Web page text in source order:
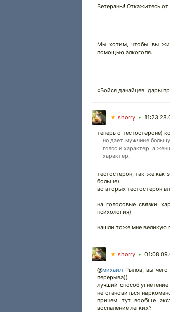
Ветераны! Откажитесь
Мы хотим, чтобы вы
помощью алкоголя.
«Бойся данайцев, дары
★ shorry • 11:23
теперь о тестостероне)
но дает мужчине
голос и характер, а
характер.
тестостерон, так же как
больше)
во вторых тестостерон
на голосовые связки,
психология)
нашли тоже мне великую
★ shorry • 01:08
@михаил Рылов, вы чего
перерыва))
лучший способ
не становиться
причем тут вообще
воспаление легких?